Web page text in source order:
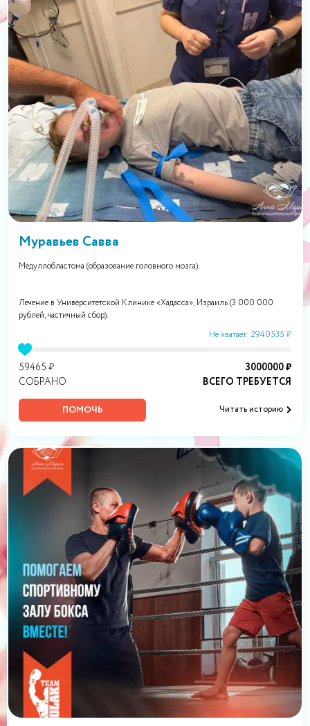
Муравьев Савва
Медуллобластома (образование головного мозга).
Лечение в Университетской Клинике «Хадасса», Израиль (3 000 000
рублей, частичный сбор).
Не хватает: 2940535 ₽
59465 ₽
СОБРАНО
3000000 ₽
ВСЕГО ТРЕБУЕТСЯ
ПОМОЧЬ Читать историю